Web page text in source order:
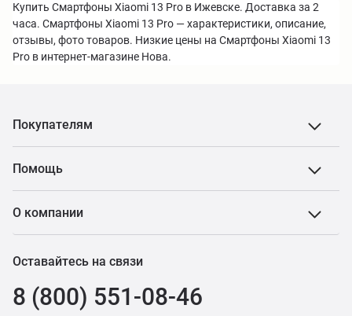
Купить Смартфоны Xiaomi 13 Pro в Ижевске. Доставка за 2
часа. Смартфоны Xiaomi 13 Pro — характеристики, описание,
отзывы, фото товаров. Низкие цены на Смартфоны Xiaomi 13
Pro в интернет-магазине Нова.
Покупателям
Помощь
О компании
Оставайтесь на связи
8 (800) 551-08-46